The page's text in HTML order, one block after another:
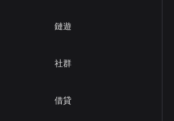
鏈遊
社群
借貸